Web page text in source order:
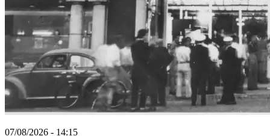
07/08/2026 - 14:15